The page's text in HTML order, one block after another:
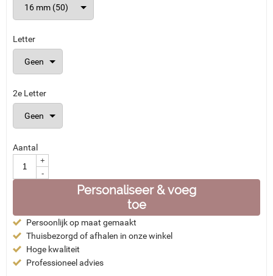
Letter
2e Letter
Aantal
+
-
Personaliseer & voeg
toe
Persoonlijk op maat gemaakt
Thuisbezorgd of afhalen in onze winkel
Hoge kwaliteit
Professioneel advies